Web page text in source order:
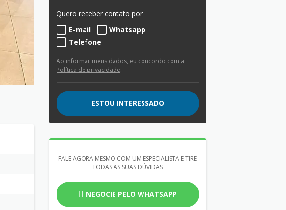
Quero receber contato por:
E-mail
Whatsapp
Telefone
Ao informar meus dados, eu concordo com a
Política de privacidade.
ESTOU INTERESSADO
FALE AGORA MESMO COM UM ESPECIALISTA E TIRE
TODAS AS SUAS DÚVIDAS
NEGOCIE PELO WHATSAPP